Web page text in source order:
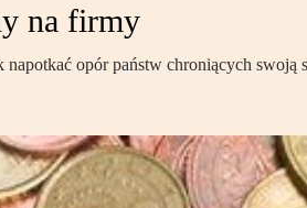
na firmy
opór państw chroniących swoją